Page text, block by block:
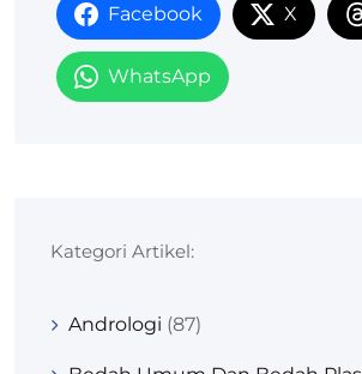
Facebook X
WhatsApp
Kategori Artikel:
Andrologi (87)